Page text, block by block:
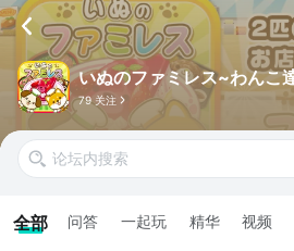
79 关注
全部 问答 一起玩 精华 视频